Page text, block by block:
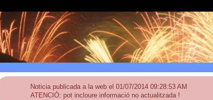
Noticia publicada a la web el 01/07/2014 09:28:53 AM
ATENCIÓ: pot incloure informació no actualitzada !